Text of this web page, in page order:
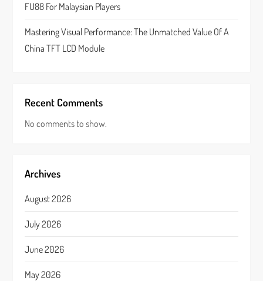
FU88 For Malaysian Players
Mastering Visual Performance: The Unmatched Value Of A
China TFT LCD Module
Recent Comments
No comments to show.
Archives
August 2026
July 2026
June 2026
May 2026